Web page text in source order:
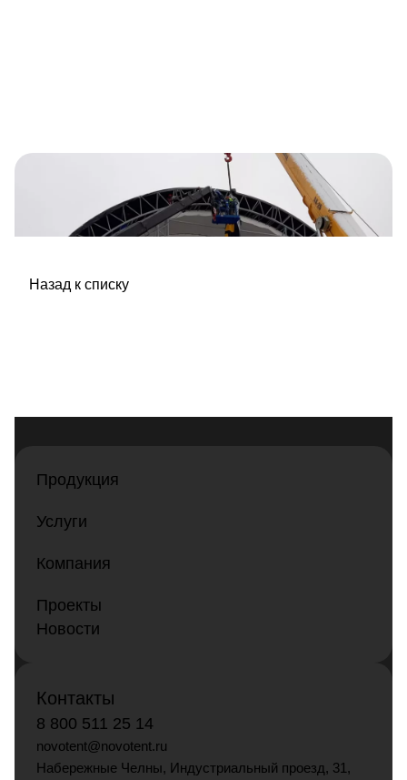
Назад к списку
Продукция
Услуги
Компания
Проекты
Новости
Контакты
8 800 511 25 14
novotent@novotent.ru
Набережные Челны, Индустриальный проезд, 31,